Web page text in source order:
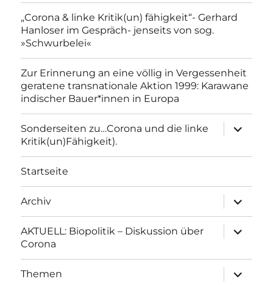
„Corona & linke Kritik(un) fähigkeit“- Gerhard
Hanloser im Gespräch- jenseits von sog.
»Schwurbelei«
Zur Erinnerung an eine völlig in Vergessenheit
geratene transnationale Aktion 1999: Karawane
indischer Bauer*innen in Europa
Sonderseiten zu…Corona und die linke
Kritik(un)Fähigkeit).
anzeigen
Startseite
Archiv
anzeigen
AKTUELL: Biopolitik – Diskussion über
Corona
anzeigen
Themen
anzeigen